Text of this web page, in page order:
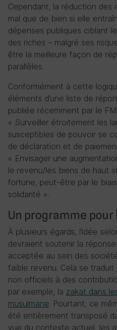
Cependant, la réduction
mal que de bien si elle
dépenses publiques ciblant
des riches – malgré ses
être la meilleure façon de
parallèles.
Conformément à cette
éléments d’une liste de
publiée récemment par le
« Surveiller étroitement les
susceptibles de pouvoir se
de déclaration et de
« Envisager une
le revenu/les biens de haut
fortune, peut-être par le
solidarité ».
Un programme pour
À plusieurs égards, l’idée
devraient soutenir la
acceptée au sein des
faible revenu. Cela se
non officiels à des
par exemple, la zakat dans
musulmane. Pourtant, ce
été entièrement transposé
vue du contexte actuel, les